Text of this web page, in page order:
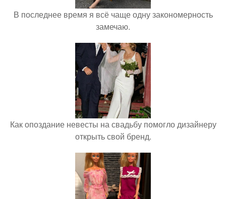
В последнее время я всё чаще одну закономерность
замечаю.
Как опоздание невесты на свадьбу помогло дизайнеру
открыть свой бренд.